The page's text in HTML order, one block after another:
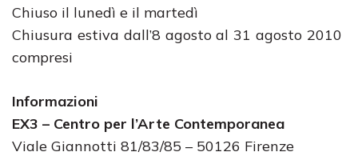
Chiuso il lunedì e il martedì
Chiusura estiva dall’8 agosto al 31 agosto 2010
compresi
Informazioni
EX3 – Centro per l’Arte Contemporanea
Viale Giannotti 81/83/85 – 50126 Firenze